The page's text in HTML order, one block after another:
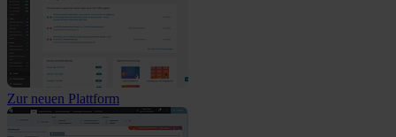
Zur neuen Plattform